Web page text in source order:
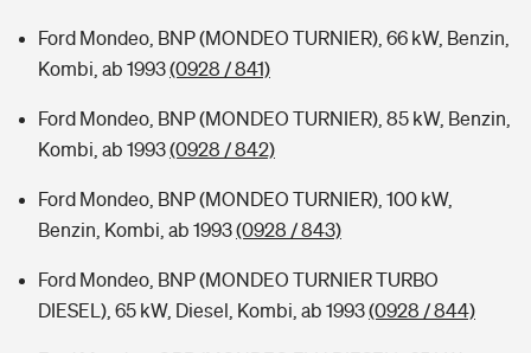
Ford Mondeo, BNP (MONDEO TURNIER), 66 kW, Benzin,
Kombi, ab 1993(0928 / 841)
Ford Mondeo, BNP (MONDEO TURNIER), 85 kW, Benzin,
Kombi, ab 1993(0928 / 842)
Ford Mondeo, BNP (MONDEO TURNIER), 100 kW,
Benzin, Kombi, ab 1993(0928 / 843)
Ford Mondeo, BNP (MONDEO TURNIER TURBO
DIESEL), 65 kW, Diesel, Kombi, ab 1993(0928 / 844)